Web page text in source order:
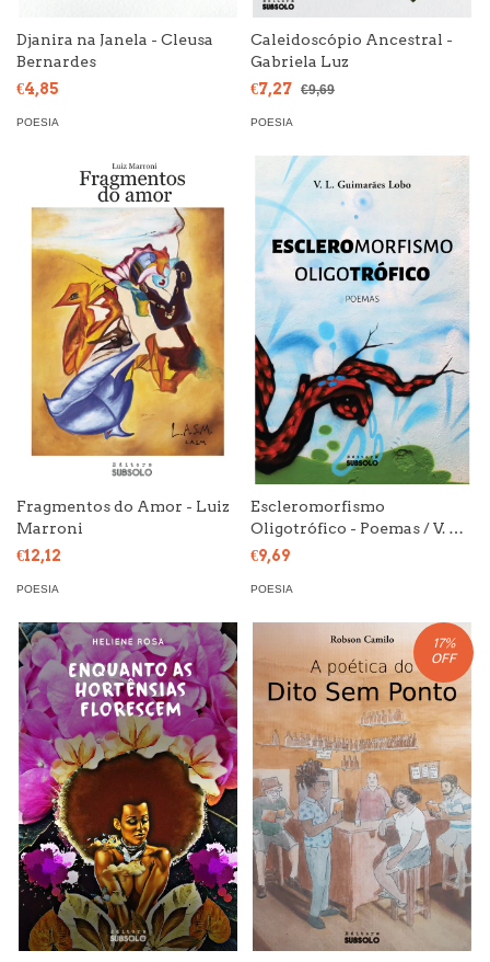
Djanira na Janela - Cleusa
Bernardes
€4,85
POESIA
Caleidoscópio Ancestral -
Gabriela Luz
€7,27 €9,69
POESIA
Fragmentos do Amor - Luiz
Marroni
€12,12
POESIA
Escleromorfismo
Oligotrófico - Poemas / V. L.
Guimarães Lobo
€9,69
POESIA
17%
OFF